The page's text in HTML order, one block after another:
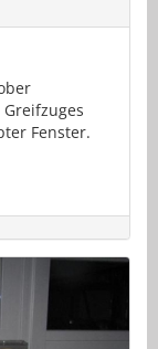
Fenster.